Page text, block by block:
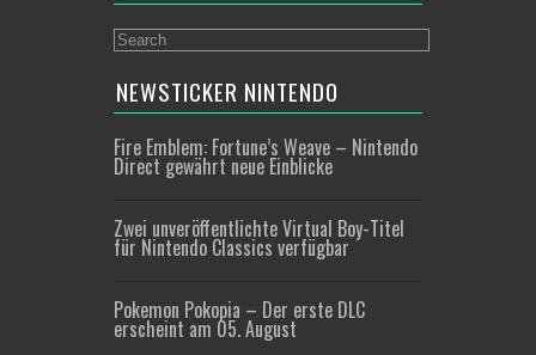
NEWSTICKER NINTENDO
Fire Emblem: Fortune’s Weave – Nintendo
Direct gewährt neue Einblicke
Zwei unveröffentlichte Virtual Boy-Titel
für Nintendo Classics verfügbar
Pokemon Pokopia – Der erste DLC
erscheint am 05. August